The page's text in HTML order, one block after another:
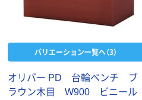
バリエーション一覧へ（3）
オリバー PD 台輪ベンチ ブ
ラウン木目 W900 ビニール